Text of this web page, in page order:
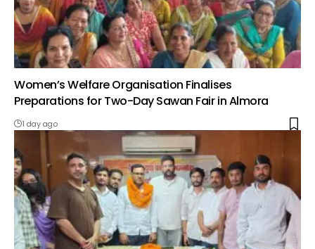
Women’s Welfare Organisation Finalises
Preparations for Two-Day Sawan Fair in Almora
1 day ago